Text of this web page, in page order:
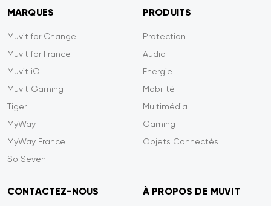
MARQUES
Muvit for Change
Muvit for France
Muvit iO
Muvit Gaming
Tiger
MyWay
MyWay France
So Seven
PRODUITS
Protection
Audio
Energie
Mobilité
Multimédia
Gaming
Objets Connectés
CONTACTEZ-NOUS À PROPOS DE MUVIT